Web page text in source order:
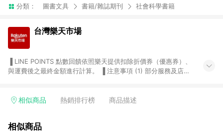
分類： 圖書文具 書籍/雜誌期刊 社會科學書籍
台灣樂天市場
與運費後之最終金額進行計算。 ▐ 注意事項 (1) 部分服務及店家
Smart mobile、神腦生活、JS巨盛、樂天KOBO電子書，請詳閱
台灣樂天市場，並在同一瀏覽器於24小時內結帳，才享有 LINE
相似商品 熱銷排行榜 商品描述
相似商品